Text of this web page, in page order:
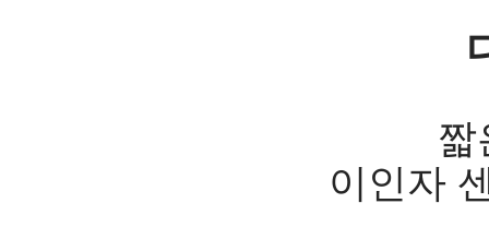
짧
이인자